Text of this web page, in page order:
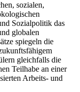
sozialen,
Sozialpolitik das
globalen
spiegeln die
gleichfalls die
Teilhabe an einer
Arbeits- und